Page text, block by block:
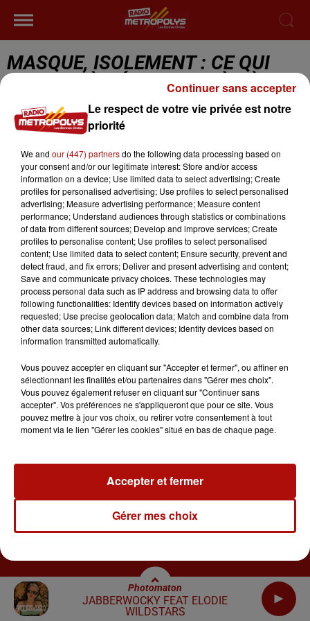
Photomaton
JABBERWOCKY FEAT ELODIE
WILDSTARS
MASQUE, ISOLEMENT : CE QUI
CHANGE À L'ÉCOLE ET OÙ DÈS
AUJOURD'HUI
aujourd'hui
NEWS PODCASTS LA RADIO
PARTICIPEZ RÉGIE PUB
Régie Publicitaire Joindre la Redaction
2026 2025 2024
Le respect de votre vie privée est notre
priorité
We and our (447) partnersdo the following data processing based on
your consent and/or our legitimate interest: Store and/or access
information on a device; Use limited data to select advertising; Create
profiles for personalised advertising; Use profiles to select personalised
advertising; Measure advertising performance; Measure content
performance; Understand audiences through statistics or combinations
of data from different sources; Develop and improve services; Create
profiles to personalise content; Use profiles to select personalised
content; Use limited data to select content; Ensure security, prevent and
detect fraud, and fix errors; Deliver and present advertising and content;
Save and communicate privacy choices. These technologies may
process personal data such as IP address and browsing data to offer
following functionalities: Identify devices based on information actively
requested; Use precise geolocation data; Match and combine data from
other data sources; Link different devices; Identify devices based on
information transmitted automatically.
Vous pouvez accepter en cliquant sur "Accepter et fermer", ou affiner en
sélectionnant les finalités et/ou partenaires dans "Gérer mes choix".
Vous pouvez également refuser en cliquant sur "Continuer sans
accepter". Vos préférences ne s'appliqueront que pour ce site. Vous
pouvez mettre à jour vos choix, ou retirer votre consentement à tout
moment via le lien "Gérer les cookies" situé en bas de chaque page.
Gérer mes choix
Accepter et fermer
Continuer sans accepter